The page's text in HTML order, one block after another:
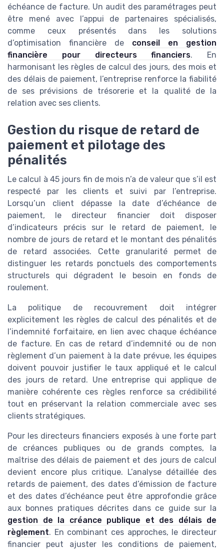
échéance de facture. Un audit des paramétrages peut
être mené avec l’appui de partenaires spécialisés,
comme ceux présentés dans les solutions
d’optimisation financière de conseil en gestion
financière pour directeurs financiers. En
harmonisant les règles de calcul des jours, des mois et
des délais de paiement, l’entreprise renforce la fiabilité
de ses prévisions de trésorerie et la qualité de la
relation avec ses clients.
Gestion du risque de retard de
paiement et pilotage des
pénalités
Le calcul à 45 jours fin de mois n’a de valeur que s’il est
respecté par les clients et suivi par l’entreprise.
Lorsqu’un client dépasse la date d’échéance de
paiement, le directeur financier doit disposer
d’indicateurs précis sur le retard de paiement, le
nombre de jours de retard et le montant des pénalités
de retard associées. Cette granularité permet de
distinguer les retards ponctuels des comportements
structurels qui dégradent le besoin en fonds de
roulement.
La politique de recouvrement doit intégrer
explicitement les règles de calcul des pénalités et de
l’indemnité forfaitaire, en lien avec chaque échéance
de facture. En cas de retard d’indemnité ou de non
règlement d’un paiement à la date prévue, les équipes
doivent pouvoir justifier le taux appliqué et le calcul
des jours de retard. Une entreprise qui applique de
manière cohérente ces règles renforce sa crédibilité
tout en préservant la relation commerciale avec ses
clients stratégiques.
Pour les directeurs financiers exposés à une forte part
de créances publiques ou de grands comptes, la
maîtrise des délais de paiement et des jours de calcul
devient encore plus critique. L’analyse détaillée des
retards de paiement, des dates d’émission de facture
et des dates d’échéance peut être approfondie grâce
aux bonnes pratiques décrites dans ce guide sur la
gestion de la créance publique et des délais de
règlement. En combinant ces approches, le directeur
financier peut ajuster les conditions de paiement,